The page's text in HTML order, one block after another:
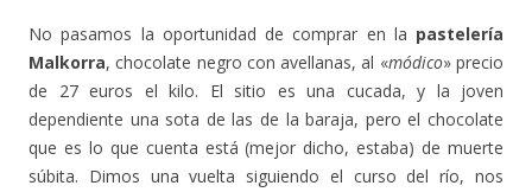
No pasamos la oportunidad de comprar en la pastelería
Malkorra, chocolate negro con avellanas, al «módico» precio
de 27 euros el kilo. El sitio es una cucada, y la joven
dependiente una sota de las de la baraja, pero el chocolate
que es lo que cuenta está (mejor dicho, estaba) de muerte
súbita. Dimos una vuelta siguiendo el curso del río, nos